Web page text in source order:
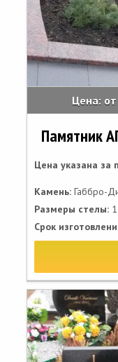
Цена: от
Памятник
Цена указана за
Камень: Габбро-
Размеры стелы:
Срок